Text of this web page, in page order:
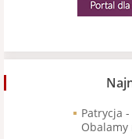
Patrycja -
Obalamy